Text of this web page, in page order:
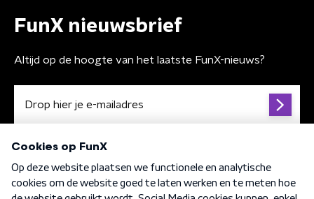
FunX nieuwsbrief
Altijd op de hoogte van het laatste FunX-nieuws?